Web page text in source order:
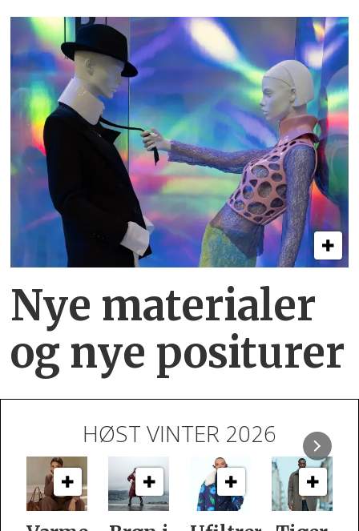
Nye materialer
og nye positurer
HØST VINTER 2026